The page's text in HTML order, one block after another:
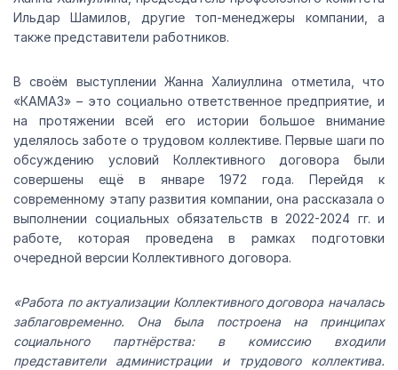
Ильдар Шамилов, другие топ-менеджеры компании, а
также представители работников.
В своём выступлении Жанна Халиуллина отметила, что
«КАМАЗ» – это социально ответственное предприятие, и
на протяжении всей его истории большое внимание
уделялось заботе о трудовом коллективе. Первые шаги по
обсуждению условий Коллективного договора были
совершены ещё в январе 1972 года. Перейдя к
современному этапу развития компании, она рассказала о
выполнении социальных обязательств в 2022-2024 гг. и
работе, которая проведена в рамках подготовки
очередной версии Коллективного договора.
«Работа по актуализации Коллективного договора началась
заблаговременно. Она была построена на принципах
социального партнёрства: в комиссию входили
представители администрации и трудового коллектива.